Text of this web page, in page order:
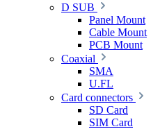
D SUB
Panel Mount
Cable Mount
PCB Mount
Coaxial
SMA
U.FL
Card connectors
SD Card
SIM Card